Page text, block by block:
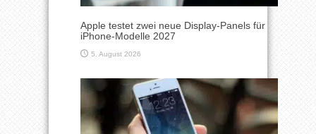
Apple testet zwei neue Display-Panels für
iPhone-Modelle 2027
5. August 2026